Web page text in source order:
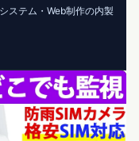
ステム・Web制作の内製